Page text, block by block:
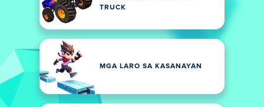
TRUCK
MGA LARO SA KASANAYAN